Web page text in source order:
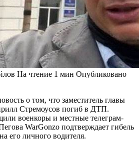
На чтение 1 мин Опубликовано
о том, что заместитель главы
Стремоусов погиб в ДТП.
военкоры и местные телеграм-
WarGonzo подтверждает гибель
его личного водителя.